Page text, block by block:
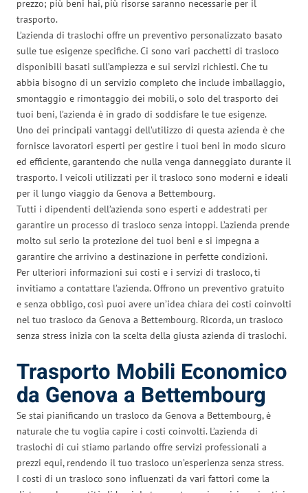
prezzo; più beni hai, più risorse saranno necessarie per il
trasporto.
L’azienda di traslochi offre un preventivo personalizzato basato
sulle tue esigenze specifiche. Ci sono vari pacchetti di trasloco
disponibili basati sull’ampiezza e sui servizi richiesti. Che tu
abbia bisogno di un servizio completo che include imballaggio,
smontaggio e rimontaggio dei mobili, o solo del trasporto dei
tuoi beni, l’azienda è in grado di soddisfare le tue esigenze.
Uno dei principali vantaggi dell’utilizzo di questa azienda è che
fornisce lavoratori esperti per gestire i tuoi beni in modo sicuro
ed efficiente, garantendo che nulla venga danneggiato durante il
trasporto. I veicoli utilizzati per il trasloco sono moderni e ideali
per il lungo viaggio da Genova a Bettembourg.
Tutti i dipendenti dell’azienda sono esperti e addestrati per
garantire un processo di trasloco senza intoppi. L’azienda prende
molto sul serio la protezione dei tuoi beni e si impegna a
garantire che arrivino a destinazione in perfette condizioni.
Per ulteriori informazioni sui costi e i servizi di trasloco, ti
invitiamo a contattare l’azienda. Offrono un preventivo gratuito
e senza obbligo, così puoi avere un’idea chiara dei costi coinvolti
nel tuo trasloco da Genova a Bettembourg. Ricorda, un trasloco
senza stress inizia con la scelta della giusta azienda di traslochi.
Trasporto Mobili Economico
da Genova a Bettembourg
Se stai pianificando un trasloco da Genova a Bettembourg, è
naturale che tu voglia capire i costi coinvolti. L’azienda di
traslochi di cui stiamo parlando offre servizi professionali a
prezzi equi, rendendo il tuo trasloco un’esperienza senza stress.
I costi di un trasloco sono influenzati da vari fattori come la